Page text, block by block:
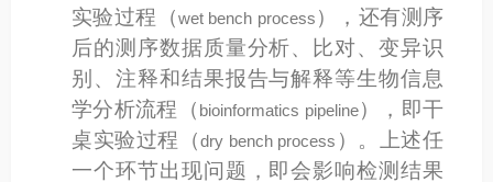
实验过程（wet bench process ），还有测序
后的测序数据质量分析、比对、变异识
别、注释和结果报告与解释等生物信息
学分析流程（ bioinformatics pipeline），即干
桌实验过程（dry bench process ）。上述任
一个环节出现问题，即会影响检测结果